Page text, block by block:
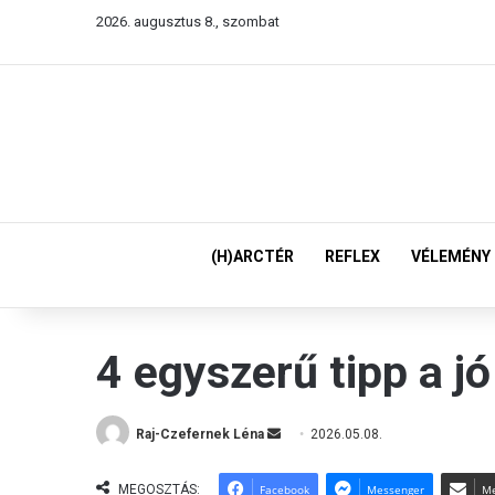
2026. augusztus 8., szombat
(H)ARCTÉR REFLEX VÉLEMÉNY
4 egyszerű tipp a
Raj-Czefernek Léna
n
2026.05.08.
MEGOSZTÁS: Facebook Messenger